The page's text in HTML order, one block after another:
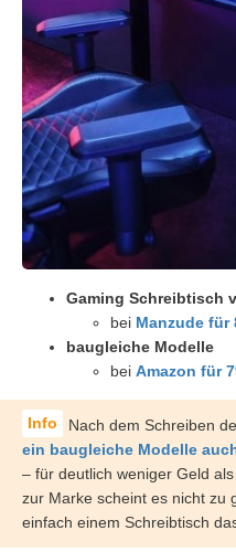
Gaming Schreibtisch
bei Manzude für
baugleiche Modelle
bei Amazon für
Nach dem Schreiben
ein baugleiche Modelle
– für deutlich weniger Geld
zur Marke scheint es nicht zu
einfach einem Schreibtisch